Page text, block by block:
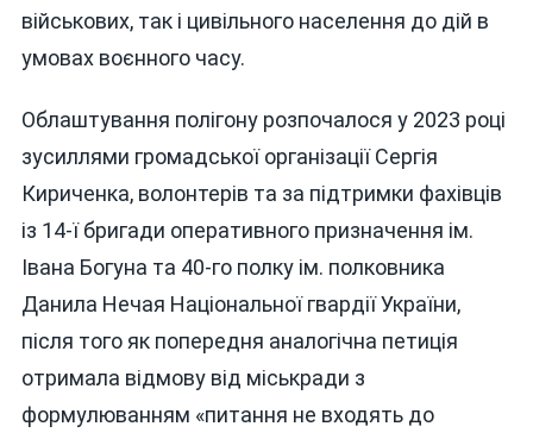
військових, так і цивільного населення до дій в
умовах воєнного часу.
Облаштування полігону розпочалося у 2023 році
зусиллями громадської організації Сергія
Кириченка, волонтерів та за підтримки фахівців
із 14-ї бригади оперативного призначення ім.
Івана Богуна та 40-го полку ім. полковника
Данила Нечая Національної гвардії України,
після того як попередня аналогічна петиція
отримала відмову від міськради з
формулюванням «питання не входять до